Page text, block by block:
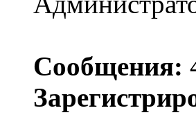
Сообщения: